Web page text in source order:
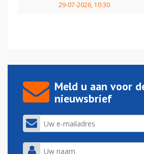
29-07-2026, 10:30
Meld u aan voor
nieuwsbrief